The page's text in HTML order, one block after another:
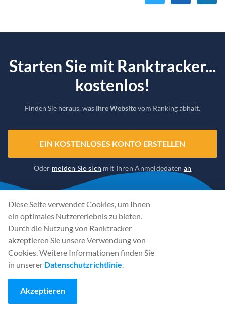
Starten Sie mit Ranktracker...
kostenlos!
Finden Sie heraus, was Ihre Websitevom Ranking abhält.
EIN KOSTENLOSES KONTO ERSTELLEN
Oder melden Sie sich mit Ihren Anmeldedaten an
Diese Seite verwendet Cookies, um Ihnen
ein optimales Nutzererlebnis zu bieten.
Durch die Nutzung von Ranktracker
akzeptieren Sie unsere Verwendung von
Cookies. Weitere Informationen finden Sie
in unserer Datenschutzrichtlinie.
Akzeptieren